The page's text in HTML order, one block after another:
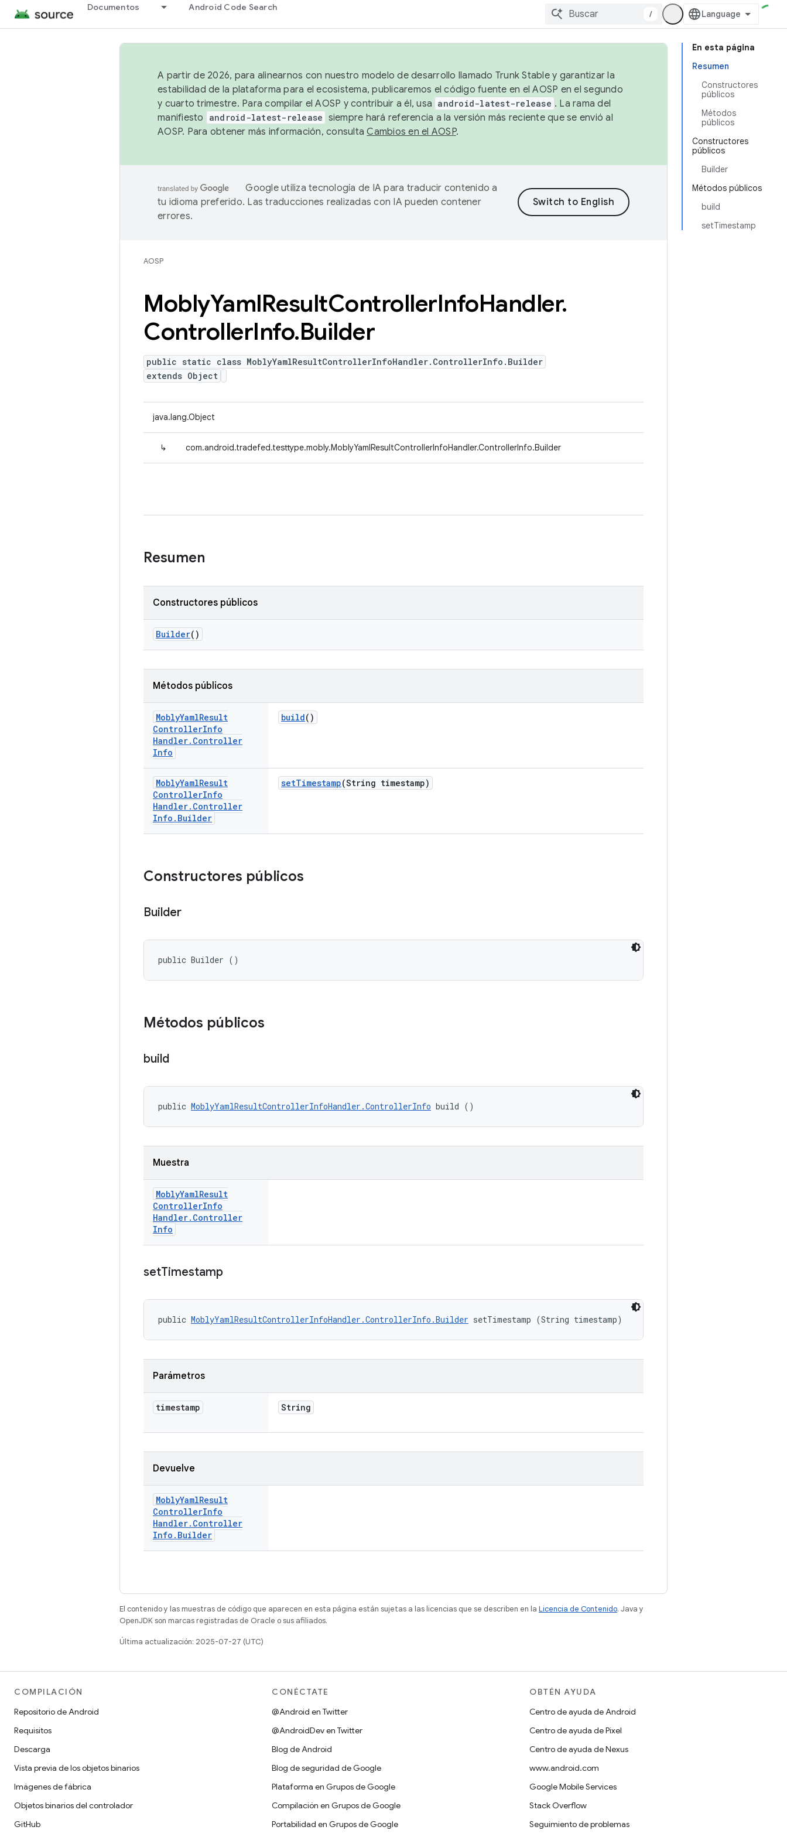
Documentos Android Code Search
/
En esta página
Resumen
Constructores
públicos
Métodos
públicos
Constructores
públicos
Builder
Métodos públicos
build
setTimestamp
A partir de 2026, para alinearnos con nuestro modelo de desarrollo llamado Trunk Stable y garantizar la
estabilidad de la plataforma para el ecosistema, publicaremos el código fuente en el AOSP en el segundo
y cuarto trimestre. Para compilar el AOSP y contribuir a él, usa android-latest-release . La rama del
manifiesto
android-latest-release siempre hará referencia a la versión más reciente que se envió al
AOSP. Para obtener más información, consultaCambios en el AOSP.
Google utiliza tecnología de IA para traducir contenido a
tu idioma preferido. Las traducciones realizadas con IA pueden contener
errores.
AOSP
MoblyYamlResultControllerInfoHandler.
ControllerInfo.Builder
public static class MoblyYamlResultControllerInfoHandler.ControllerInfo.Builder
extends Object
java.lang.Object
↳ com.android.tradefed.testtype.mobly.MoblyYamlResultControllerInfoHandler.ControllerInfo.Builder
Resumen
Constructores públicos
Builder()
Métodos públicos
MoblyYamlResult
ControllerInfo
Handler. Controller
Info
build()
MoblyYamlResult
ControllerInfo
Handler. Controller
Info . Builder
setTimestamp(String timestamp)
Constructores públicos
Builder
public Builder ()
Métodos públicos
build
public MoblyYamlResultControllerInfoHandler.ControllerInfo build ()
Muestra
MoblyYamlResult
ControllerInfo
Handler. Controller
Info
setTimestamp
public MoblyYamlResultControllerInfoHandler.ControllerInfo.Builder setTimestamp (String timestamp)
Parámetros
timestamp String
Devuelve
MoblyYamlResult
ControllerInfo
Handler. Controller
Info . Builder
El contenido y las muestras de código que aparecen en esta página están sujetas a las licencias que se describen en la Licencia de Contenido. Java y
OpenJDK son marcas registradas de Oracle o sus afiliados.
Última actualización: 2025-07-27 (UTC)
COMPILACIÓN
Repositorio de Android
Requisitos
Descarga
Vista previa de los objetos binarios
Imágenes de fábrica
Objetos binarios del controlador
GitHub
CONÉCTATE
@Android en Twitter
@AndroidDev en Twitter
Blog de Android
Blog de seguridad de Google
Plataforma en Grupos de Google
Compilación en Grupos de Google
Portabilidad en Grupos de Google
OBTÉN AYUDA
Centro de ayuda de Android
Centro de ayuda de Pixel
Centro de ayuda de Nexus
www.android.com
Google Mobile Services
Stack Overflow
Seguimiento de problemas